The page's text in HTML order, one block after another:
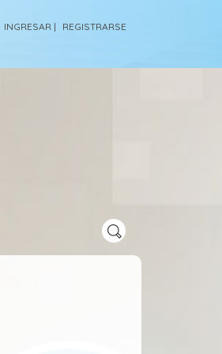
INGRESAR | REGISTRARSE